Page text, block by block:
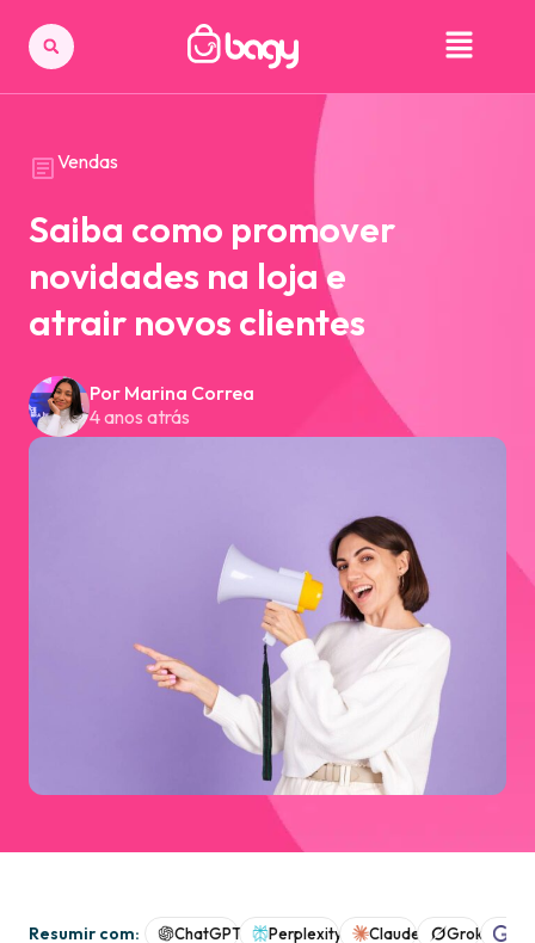
Vendas
Saiba como promover
novidades na loja e
atrair novos clientes
Por Marina Correa
4 anos atrás
Resumir com: ChatGPT Perplexity Claude Grok